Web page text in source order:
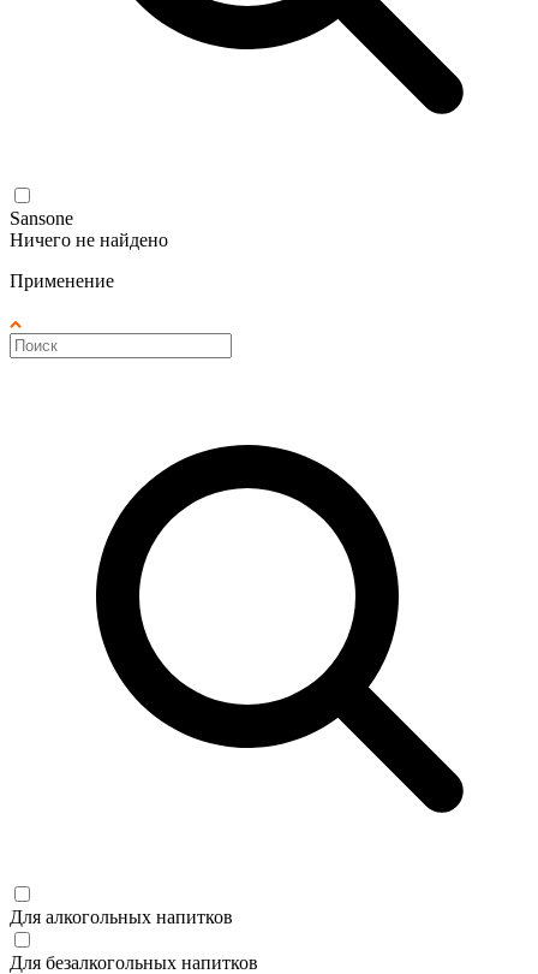
Sansone
Ничего не найдено
Применение
Для алкогольных напитков
Для безалкогольных напитков